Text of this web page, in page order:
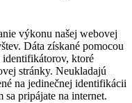
výkonu našej webovej
Dáta získané pomocou
identifikátorov, ktoré
stránky. Neukladajú
na jedinečnej identifikácii
sa pripájate na internet.